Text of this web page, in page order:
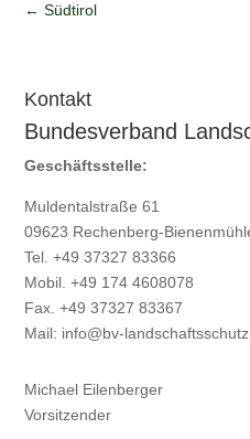
←Südtirol
Kontakt
Bundesverband
Geschäftsstelle:
Muldentalstraße 61
09623 Rechenberg-
Tel. +49 37327 83366
Mobil. +49 174 4608078
Fax. +49 37327 83367
Mail: info@bv-
Michael Eilenberger
Vorsitzender